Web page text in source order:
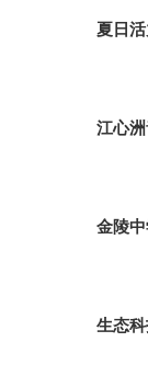
夏日
江心
金陵
生态